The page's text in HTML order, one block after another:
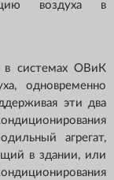
воздуха в
в системах ОВиК
одновременно
эти два
агрегат,
в здании, или